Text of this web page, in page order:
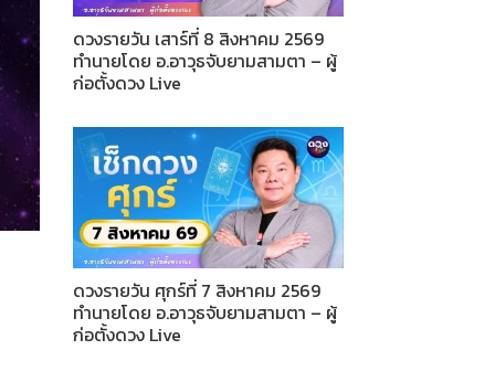
ดวงรายวัน เสาร์ที่ 8 สิงหาคม 2569
ทำนายโดย อ.อาวุธจับยามสามตา – ผู้
ก่อตั้งดวง Live
ดวงรายวัน ศุกร์ที่ 7 สิงหาคม 2569
ทำนายโดย อ.อาวุธจับยามสามตา – ผู้
ก่อตั้งดวง Live